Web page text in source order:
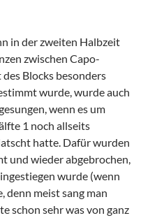
in der zweiten Halbzeit
zwischen Capo-
Blocks besonders
wurde, wurde auch
wenn es um
1 noch allseits
hatte. Dafür wurden
und wieder abgebrochen,
wurde (wenn
denn meist sang man
schon sehr was von ganz